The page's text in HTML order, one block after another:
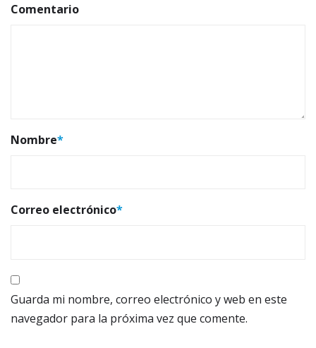
Comentario
Nombre*
Correo electrónico*
Guarda mi nombre, correo electrónico y web en este
navegador para la próxima vez que comente.